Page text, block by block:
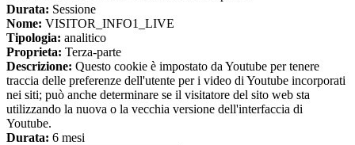
Durata: Sessione
Nome: VISITOR_INFO1_LIVE
Tipologia: analitico
Proprieta: Terza-parte
Descrizione: Questo cookie è impostato da Youtube per tenere
traccia delle preferenze dell'utente per i video di Youtube incorporati
nei siti; può anche determinare se il visitatore del sito web sta
utilizzando la nuova o la vecchia versione dell'interfaccia di
Youtube.
Durata: 6 mesi